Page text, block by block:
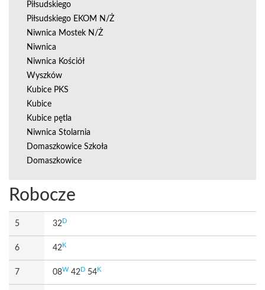
Piłsudskiego
Piłsudskiego EKOM N/Ż
Niwnica Mostek N/Ż
Niwnica
Niwnica Kościół
Wyszków
Kubice PKS
Kubice
Kubice pętla
Niwnica Stolarnia
Domaszkowice Szkoła
Domaszkowice
Robocze
5 32 D
6 42 K
7 08W 42 D 54 K